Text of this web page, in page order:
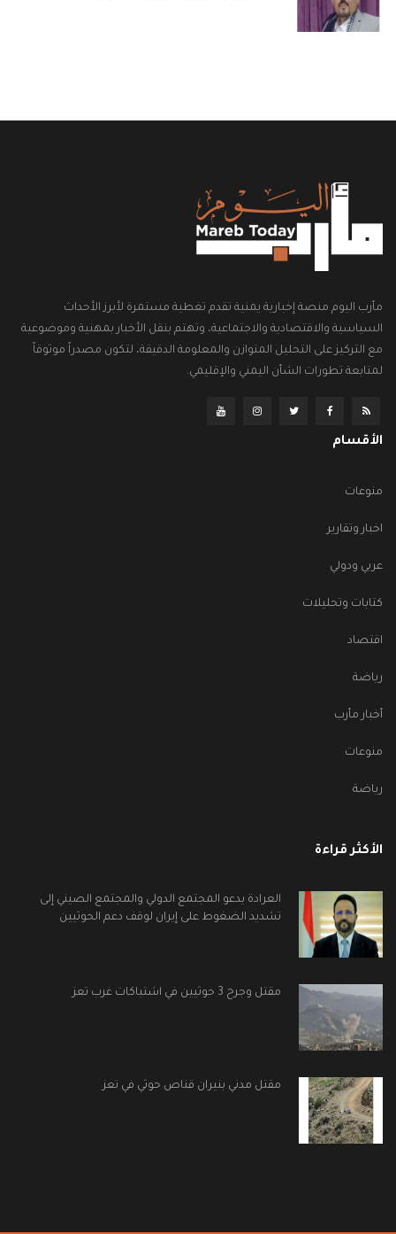
مأرب اليوم منصة إخبارية يمنية تقدم تغطية مستمرة لأبرز الأحداث
السياسية والاقتصادية والاجتماعية، وتهتم بنقل الأخبار بمهنية وموضوعية
مع التركيز على التحليل المتوازن والمعلومة الدقيقة، لتكون مصدراً موثوقاً
لمتابعة تطورات الشأن اليمني والإقليمي.
الأقسام
منوعات
اخبار وتقارير
عربي ودولي
كتابات وتحليلات
اقتصاد
رياضة
أخبار مأرب
منوعات
رياضة
الأكثر قراءة
العرادة يدعو المجتمع الدولي والمجتمع الصيني إلى
تشديد الضغوط على إيران لوقف دعم الحوثيين
مقتل وجرح 3 حوثيين في اشتباكات غرب تعز
مقتل مدني بنيران قناص حوثي في تعز